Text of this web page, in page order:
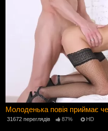
Молоденька повія приймає
31672 переглядів 87% HD